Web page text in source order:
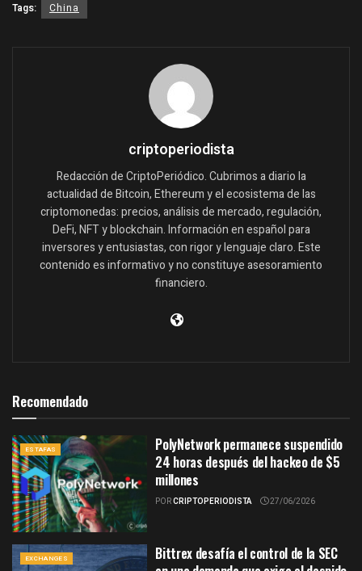
Tags: China
criptoperiodista
Redacción de CriptoPeriódico. Cubrimos a diario la
actualidad de Bitcoin, Ethereum y el ecosistema de las
criptomonedas: precios, análisis de mercado, regulación,
DeFi, NFT y blockchain. Información en español para
inversores y entusiastas, con rigor y lenguaje claro. Este
contenido es informativo y no constituye asesoramiento
financiero.
Recomendado
ESTAFAS
PolyNetwork permanece suspendido
24 horas después del hackeo de $5
millones
PORCRIPTOPERIODISTA 27/06/2026
EXCHANGES
Bittrex desafía el control de la SEC